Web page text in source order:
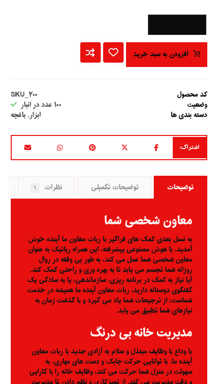
افزودن به سبد خرید
کد محصول SKU_۲۰۰
وضعیت ۱۰۰عدد در انبار
دسته بندی ها ابزار,باغچه
توضیحات توضیحات تکمیلی نظرات ۱
معاون شخصی شما
به نسل بعدی کمک های فراگیر با ربات معاون ما آینده خوش
آمدید. با هوش مصنوعی پیشرفته، این همراه رباتیک به عنوان
معاون شخصی شما عمل می کند، به طور بی وقفه در روال
روزانه شما تجسم می یابد تا به بهره وری و راحتی کمک کند.
آیا نیاز به کمک در برنامه ریزی، سازماندهی، یا به سادگی یک
گفتگوی دوستانه دارید، ربات معاون آینده ما همیشه در خدمت
شماست، از ترجیحات شما یاد می گیرد و با گذشت زمان به
نیازهای شما تطبیق می یابد.
مدیریت خانه بی درنگ
با وداع با وظایف مبتذل و سلام به آزادی جدید با ربات معاون
آینده ما. با توانایی حرکت چابک و دست های مهاری، به
سهولت در منزل شما حرکت می کند، وظایف خانه را با کارایی